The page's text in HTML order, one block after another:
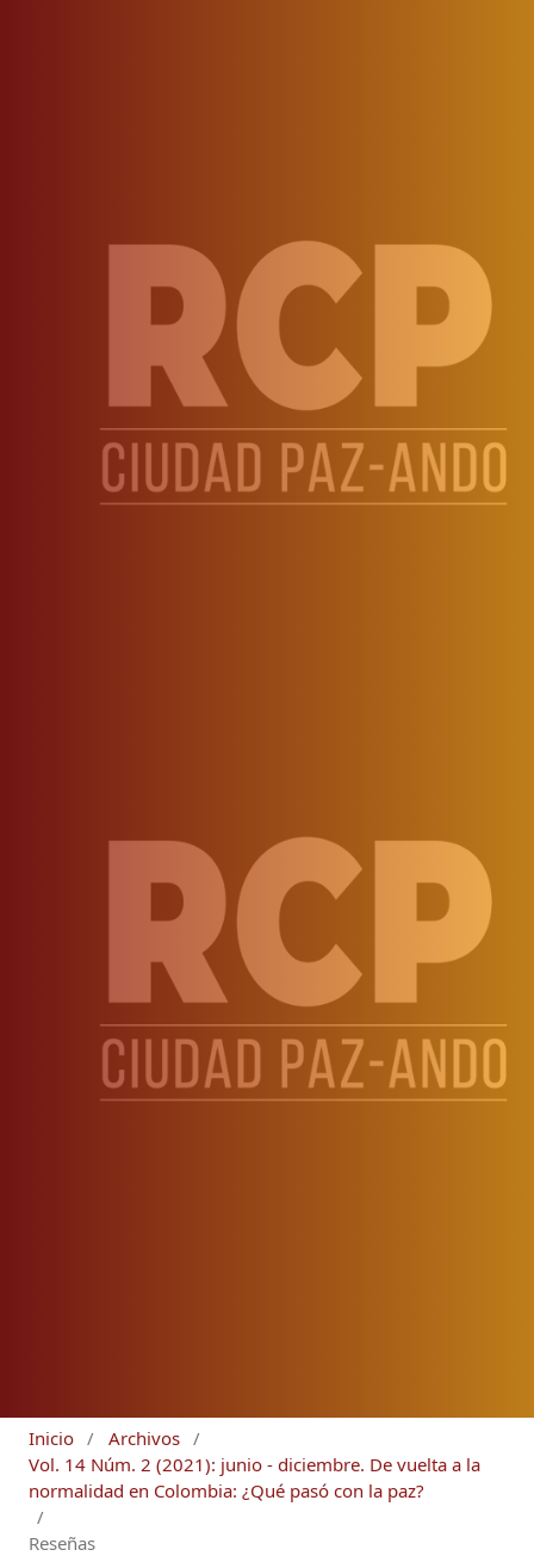
Inicio / Archivos /
Vol. 14 Núm. 2 (2021): junio - diciembre. De vuelta a la
normalidad en Colombia: ¿Qué pasó con la paz?
/
Reseñas